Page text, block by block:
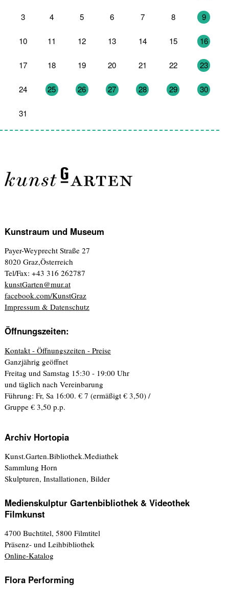
3 4 5 6 7 8 9
10 11 12 13 14 15 16
17 18 19 20 21 22 23
24 25 26 27 28 29 30
31
Kunstraum und Museum
Payer-Weyprecht Straße 27
8020 Graz,Österreich
Tel/Fax: +43 316 262787
kunstGarten@mur.at
facebook.com/KunstGraz
Impressum & Datenschutz
Öffnungszeiten:
Kontakt - Öffnungszeiten - Preise
Ganzjährig geöffnet
Freitag und Samstag 15:30 - 19:00 Uhr
und täglich nach Vereinbarung
Führung: Fr, Sa 16:00. € 7 (ermäßigt € 3,50) /
Gruppe € 3,50 p.p.
Archiv Hortopia
Kunst.Garten.Bibliothek.Mediathek
Sammlung Horn
Skulpturen, Installationen, Bilder
Medienskulptur Gartenbibliothek & Videothek
Filmkunst
4700 Buchtitel, 5800 Filmtitel
Präsenz- und Leihbibliothek
Online-Katalog
Flora Performing